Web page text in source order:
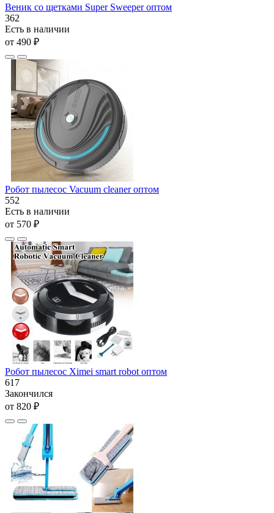
Веник со щетками Super Sweeper оптом
362
Есть в наличии
от 490 ₽
Робот пылесос Vacuum cleaner оптом
552
Есть в наличии
от 570 ₽
Робот пылесос Ximei smart robot оптом
617
Закончился
от 820 ₽